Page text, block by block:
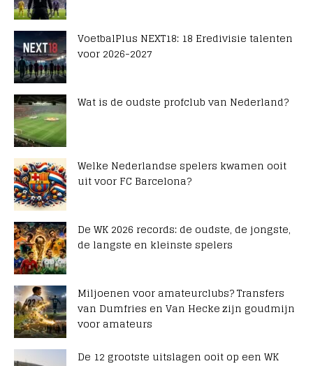
VoetbalPlus NEXT18: 18 Eredivisie talenten
voor 2026-2027
Wat is de oudste profclub van Nederland?
Welke Nederlandse spelers kwamen ooit
uit voor FC Barcelona?
De WK 2026 records: de oudste, de jongste,
de langste en kleinste spelers
Miljoenen voor amateurclubs? Transfers
van Dumfries en Van Hecke zijn goudmijn
voor amateurs
De 12 grootste uitslagen ooit op een WK